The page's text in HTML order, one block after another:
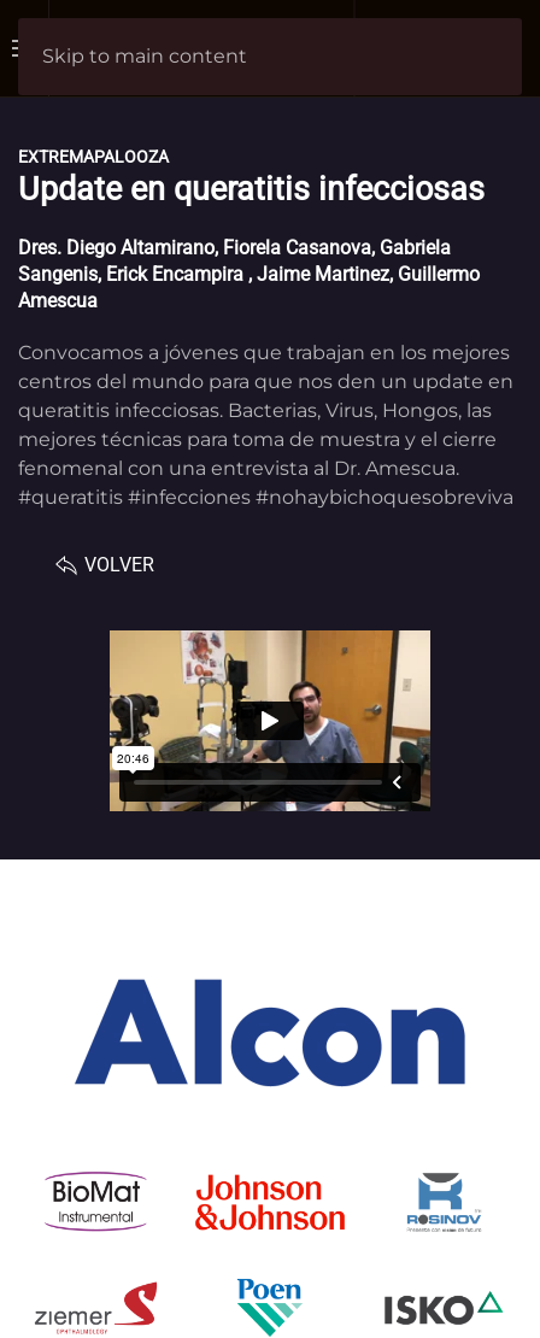
Skip to main content
EXTREMAPALOOZA
Update en queratitis infecciosas
Dres. Diego Altamirano, Fiorela Casanova, Gabriela
Sangenis, Erick Encampira , Jaime Martinez, Guillermo
Amescua
Convocamos a jóvenes que trabajan en los mejores
centros del mundo para que nos den un update en
queratitis infecciosas. Bacterias, Virus, Hongos, las
mejores técnicas para toma de muestra y el cierre
fenomenal con una entrevista al Dr. Amescua.
#queratitis #infecciones #nohaybichoquesobreviva
VOLVER